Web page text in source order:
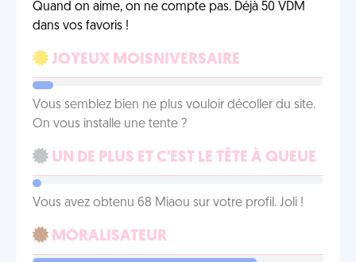
Quand on aime, on ne compte pas. Déjà 50 VDM
dans vos favoris !
JOYEUX MOISNIVERSAIRE
Vous semblez bien ne plus vouloir décoller du site.
On vous installe une tente ?
UN DE PLUS ET C'EST LE TÊTE À QUEUE
Vous avez obtenu 68 Miaou sur votre profil. Joli !
MORALISATEUR